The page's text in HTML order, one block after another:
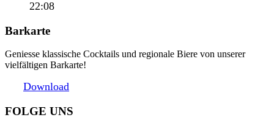
22:08
Barkarte
Geniesse klassische Cocktails und regionale Biere von unserer
vielfältigen Barkarte!
Download
FOLGE UNS